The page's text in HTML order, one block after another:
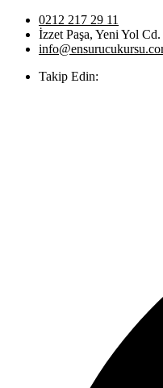
0212 217 29 11
İzzet Paşa, Yeni Yol
Takip Edin: